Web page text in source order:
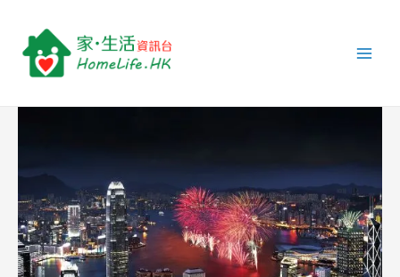
navigation